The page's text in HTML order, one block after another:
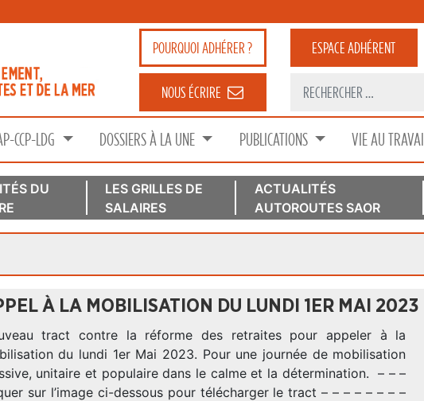
POURQUOIADHÉRER ? ESPACEADHÉRENT
NOUS ÉCRIRE
CCP-LDG DOSSIERS À LA UNE PUBLICATIONS VIE AU TRAVAIL
DU
LES GRILLES DE
SALAIRES
ACTUALITÉS
AUTOROUTES SAOR
À LA MOBILISATION DU LUNDI 1ER MAI 2023
tract contre la réforme des retraites pour appeler à la
du lundi 1er Mai 2023. Pour une journée de mobilisation
unitaire et populaire dans le calme et la détermination. – – –
sur l’image ci-dessous pour télécharger le tract – – – – – – – –